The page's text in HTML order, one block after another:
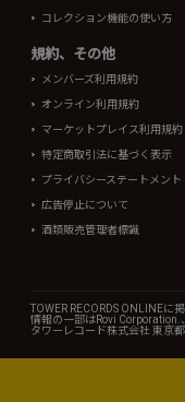
コレクション機能の使い方
規約、その他
メンバーズ利用規約
オンライン利用規約
マーケットプレイス利用規約
特定商取引法に基づく表示
プライバシーステートメント
広告停止について
酒類販売管理者標識
TOWER RECORDS ONLINE
情報の一部はRovi
タワーレコード株式会社 東京